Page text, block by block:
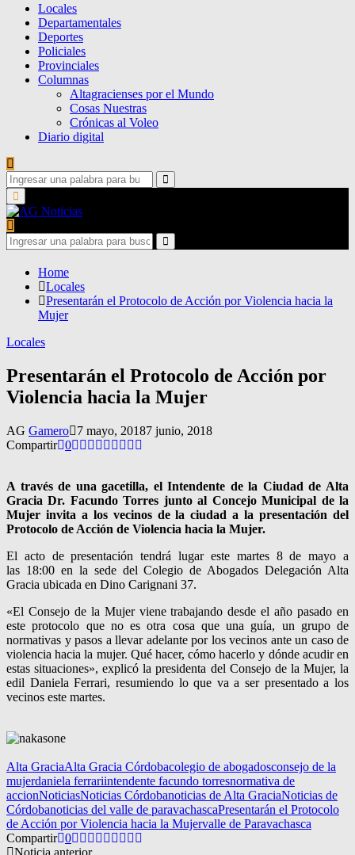
Locales
Departamentales
Deportes
Policiales
Provinciales
Columnas
Altagracienses por el Mundo
Cosas Nuestras
Crónicas al Voleo
Diario digital
Search
for:
Search
Primary
Menu
Search
for:
Search
Home
Locales
Presentarán el Protocolo de Acción por Violencia hacia la
Mujer
Locales
Presentarán el Protocolo de Acción por
Violencia hacia la Mujer
AG Gamero 7 mayo, 20187 junio, 2018
Compartir 0
A través de una gacetilla, el Intendente de la Ciudad de Alta
Gracia Dr. Facundo Torres junto al Concejo Municipal de la
Mujer invita a los vecinos de la ciudad a la presentación del
Protocolo de Acción de Violencia hacia la Mujer.
El acto de presentación tendrá lugar este martes 8 de mayo a
las 18:00 en la sede del Colegio de Abogados Delegación Alta
Gracia ubicada en Dino Carignani 37.
«El Consejo de la Mujer viene trabajando desde el año pasado en
este protocolo que no es otra cosa que una guía, un grupo de
normativas y pasos a llevar adelante por los vecinos ante un caso de
violencia hacia la mujer. Qué hacer, cómo hacerlo y dónde acudir en
estas situaciones», explicó la presidenta del Consejo de la Mujer, la
edil Daniela Ferrari, resumiendo lo que va a ser presentado a los
vecinos este martes.
Alta GraciaAlta Gracia Córdobacolegio de abogadosconsejo de la
mujerdaniela ferrariintendente facundo torresnormativa de
accionNoticiasNoticias Córdobanoticias de Alta GraciaNoticias de
Córdobanoticias del valle de paravachascaPresentarán el Protocolo
de Acción por Violencia hacia la Mujervalle de Paravachasca
Compartir 0
Noticia anterior